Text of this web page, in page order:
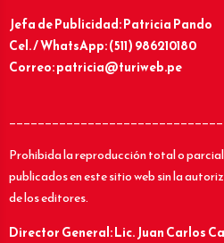
Jefa de Publicidad: Patricia Pando
Cel. / WhatsApp: (511) 986210180
Correo: patricia@turiweb.pe
Prohibida la reproducción total o
publicados en este sitio web sin la
de los editores.
Director General: Lic.Juan Carlos